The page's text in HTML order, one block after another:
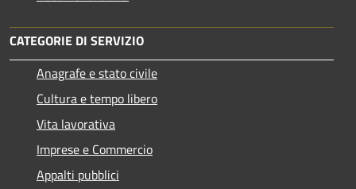
CATEGORIE DI SERVIZIO
Anagrafe e stato civile
Cultura e tempo libero
Vita lavorativa
Imprese e Commercio
Appalti pubblici